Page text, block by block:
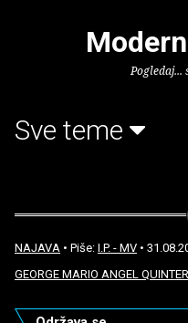
Pogledaj...
Sve teme
NAJAVA • Piše: I.P. - MV •
GEORGE MARIO ANGEL